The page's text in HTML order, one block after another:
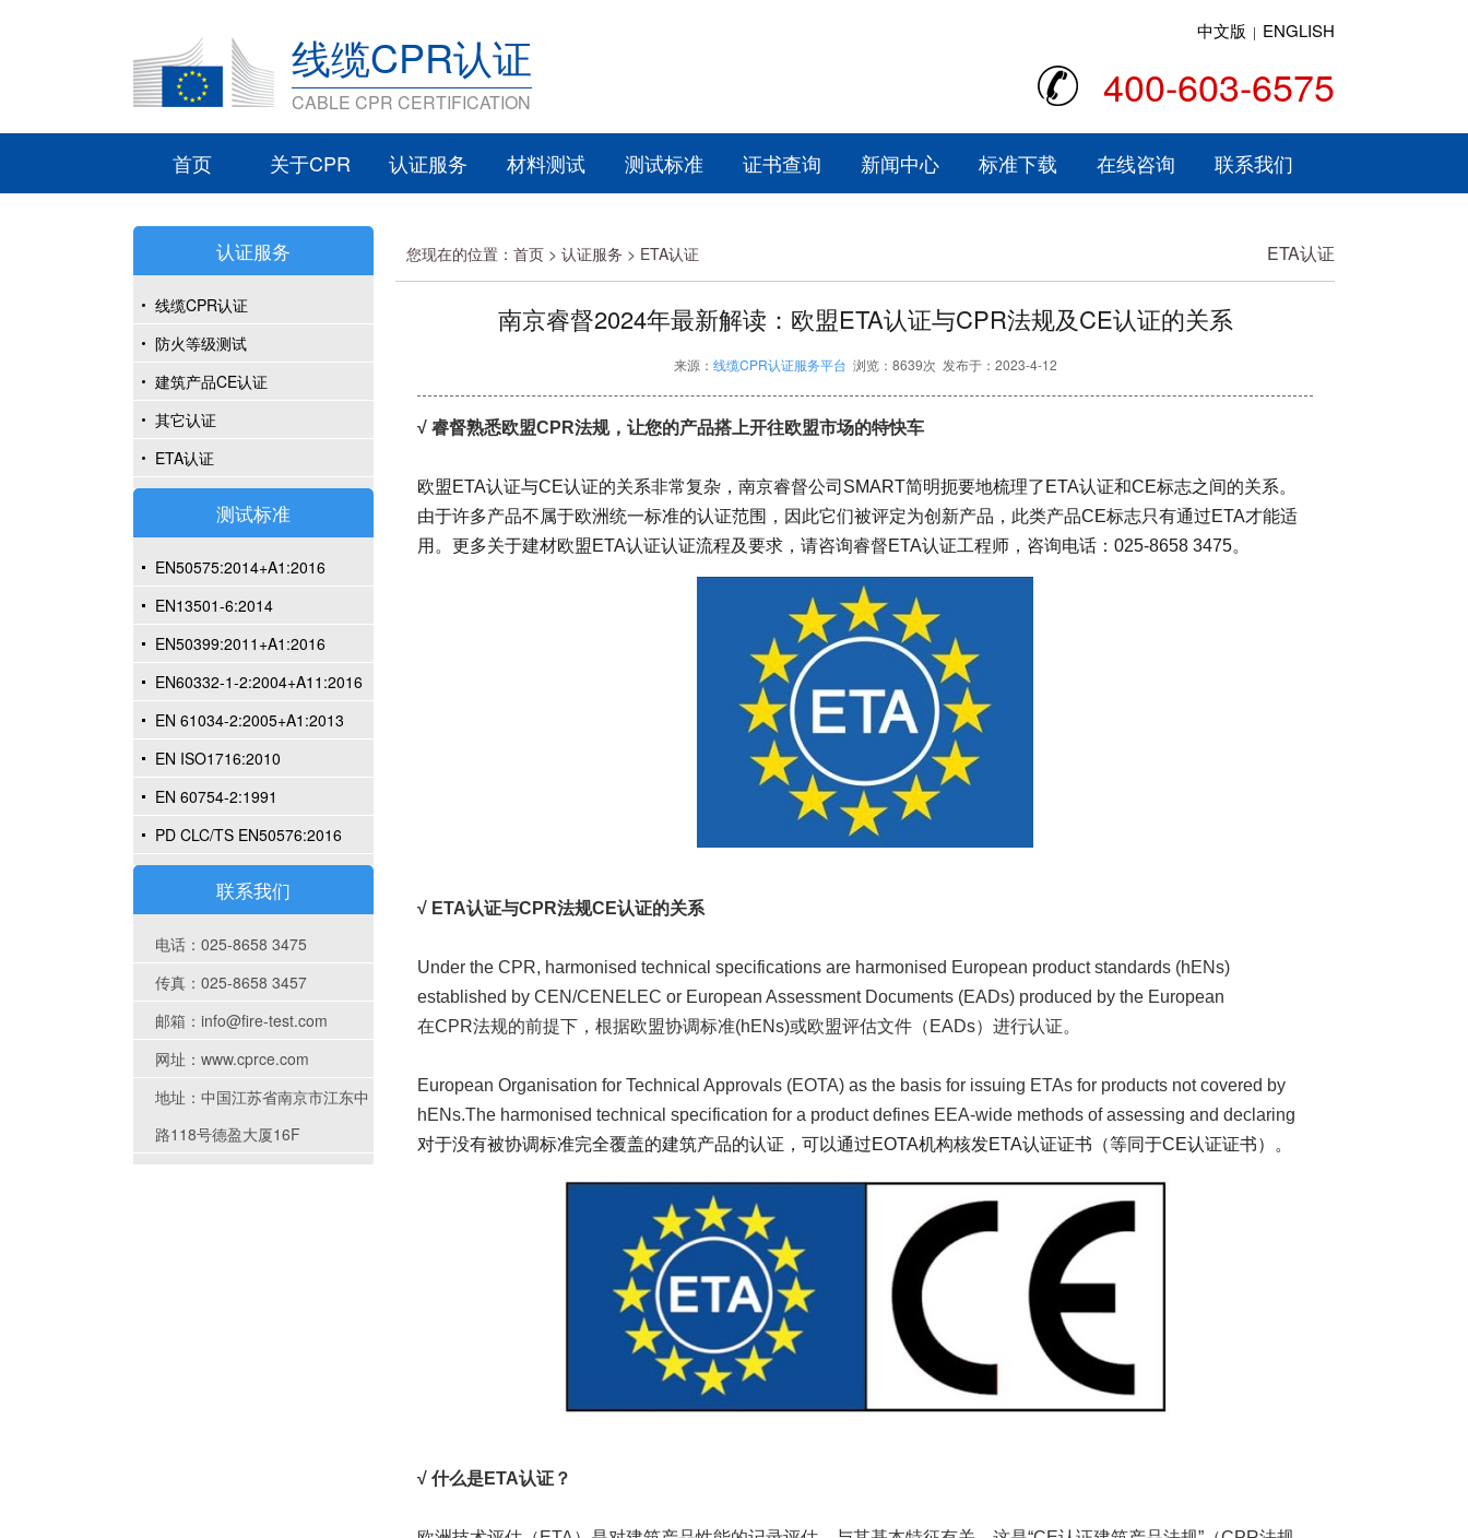
线缆CPR认证
CABLE CPR CERTIFICATION
中文版 | ENGLISH
400-603-6575
首页 关于CPR 认证服务 材料测试 测试标准 证书查询 新闻中心 标准下载 在线咨询 联系我们
认证服务
线缆CPR认证
防火等级测试
建筑产品CE认证
其它认证
ETA认证
测试标准
EN50575:2014+A1:2016
EN13501-6:2014
EN50399:2011+A1:2016
EN60332-1-2:2004+A11:2016
EN 61034-2:2005+A1:2013
EN ISO1716:2010
EN 60754-2:1991
PD CLC/TS EN50576:2016
联系我们
电话：025-8658 3475
传真：025-8658 3457
邮箱：info@fire-test.com
网址：www.cprce.com
地址：中国江苏省南京市江东中
路118号德盈大厦16F
您现在的位置： 首页 > 认证服务 > ETA认证 ETA认证
南京睿督2024年最新解读：欧盟ETA认证与CPR法规及CE认证的关系
来源： 线缆CPR认证服务平台 浏览：8639次 发布于：2023-4-12
√ 睿督熟悉欧盟CPR法规，让您的产品搭上开往欧盟市场的特快车
欧盟ETA认证与CE认证的关系非常复杂，南京睿督公司SMART简明扼要地梳理了ETA认证和CE标志之间的关系。
由于许多产品不属于欧洲统一标准的认证范围，因此它们被评定为创新产品，此类产品CE标志只有通过ETA才能适
用。更多关于建材欧盟ETA认证认证流程及要求，请咨询睿督ETA认证工程师，咨询电话：025-8658 3475。
√ ETA认证与CPR法规CE认证的关系
Under the CPR, harmonised technical specifications are harmonised European product standards (hENs)
established by CEN/CENELEC or European Assessment Documents (EADs) produced by the European
在CPR法规的前提下，根据欧盟协调标准(hENs)或欧盟评估文件（EADs）进行认证。
European Organisation for Technical Approvals (EOTA) as the basis for issuing ETAs for products not covered by
hENs.The harmonised technical specification for a product defines EEA-wide methods of assessing and declaring
对于没有被协调标准完全覆盖的建筑产品的认证，可以通过EOTA机构核发ETA认证证书（等同于CE认证证书）。
√ 什么是ETA认证？